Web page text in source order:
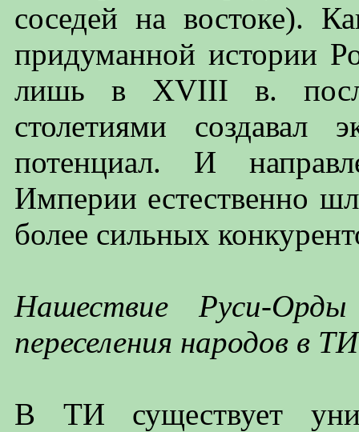
соседей на востоке).
придуманной истории
лишь в XVIII в.
столетиями создавал
потенциал. И
Империи естественно
более сильных
Нашествие Руси-
переселения народов в
В ТИ существует